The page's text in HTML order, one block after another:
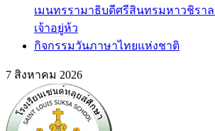
เมนทรรามาธิบดีศรีสินทรมหาวชิรา
เจ้าอยู่ห้ว
กิจกรรมวันภาษาไทยแห่งชาติ
7 สิงหาคม 2026